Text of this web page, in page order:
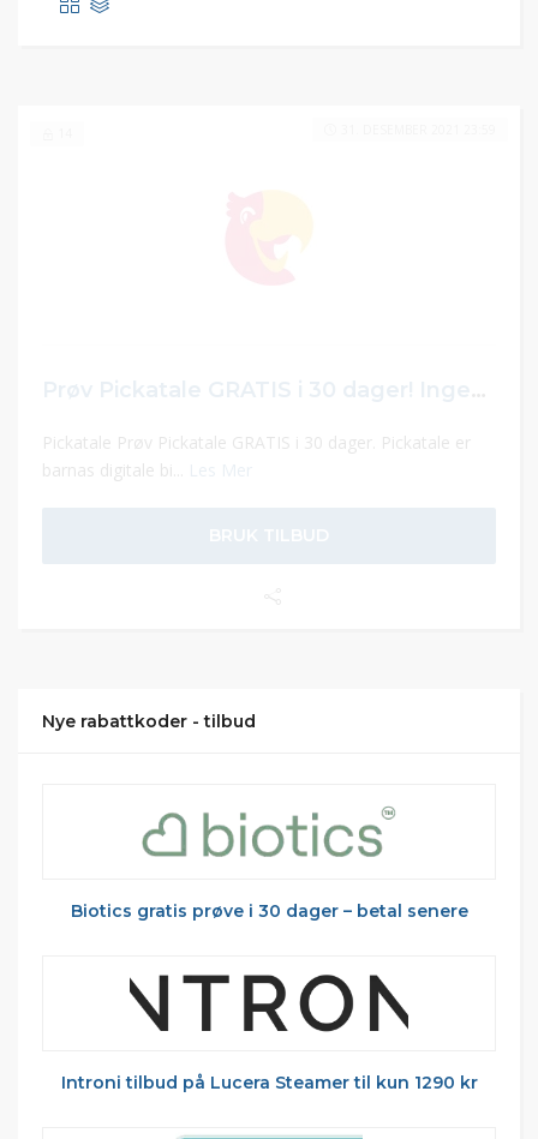
Pickatale Prøv Pickatale GRATIS i 30 dager. Pickatale er
barnas digitale bi...
Nye rabattkoder - tilbud
Biotics gratis prøve i 30 dager – betal senere
Introni tilbud på Lucera Steamer til kun 1290 kr